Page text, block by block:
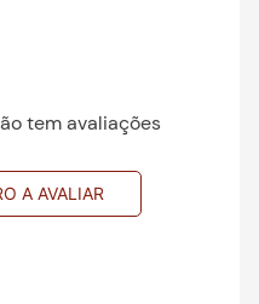
tem avaliações
A AVALIAR